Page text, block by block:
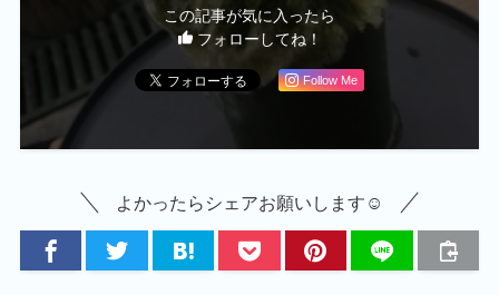
この記事が気に入ったら
フォローしてね！
Follow Me
よかったらシェアお願いします☺︎